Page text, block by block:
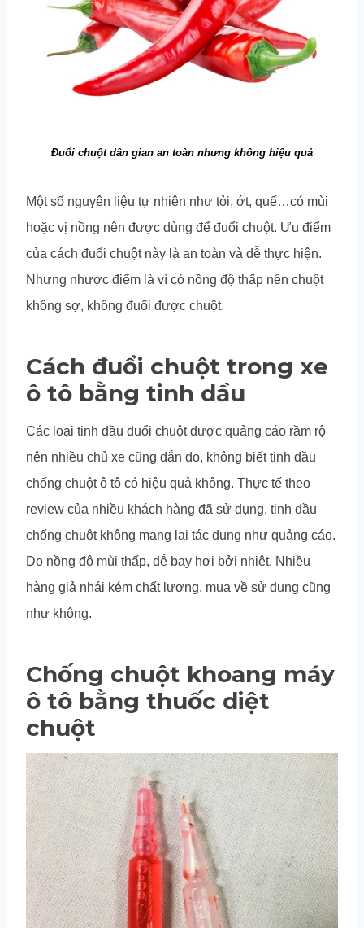
Đuổi chuột dân gian an toàn nhưng không hiệu quả
Một số nguyên liệu tự nhiên như tỏi, ớt, quế…có mùi
hoặc vị nồng nên được dùng để đuổi chuột. Ưu điểm
của cách đuổi chuột này là an toàn và dễ thực hiện.
Nhưng nhược điểm là vì có nồng độ thấp nên chuột
không sợ, không đuổi được chuột.
Cách đuổi chuột trong xe
ô tô bằng tinh dầu
Các loại tinh dầu đuổi chuột được quảng cáo rầm rộ
nên nhiều chủ xe cũng đắn đo, không biết tinh dầu
chống chuột ô tô có hiệu quả không. Thực tế theo
review của nhiều khách hàng đã sử dụng, tinh dầu
chống chuột không mang lại tác dụng như quảng cáo.
Do nồng độ mùi thấp, dễ bay hơi bởi nhiệt. Nhiều
hàng giả nhái kém chất lượng, mua về sử dụng cũng
như không.
Chống chuột khoang máy
ô tô bằng thuốc diệt
chuột